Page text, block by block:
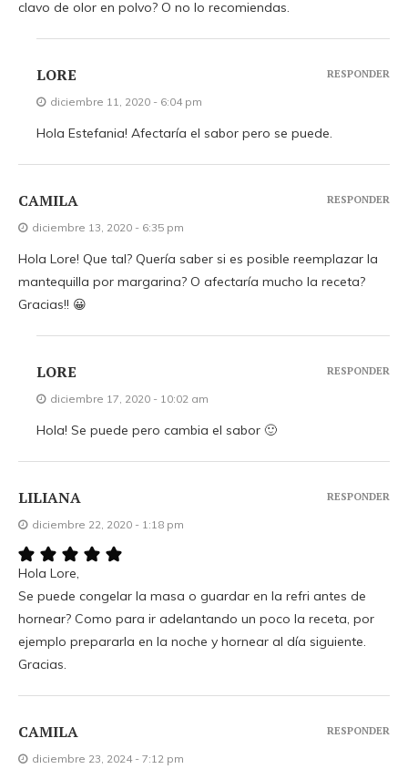
clavo de olor en polvo? O no lo recomiendas.
LORE
diciembre 11, 2020 - 6:04 pm
Hola Estefania! Afectaría el sabor pero se puede.
RESPONDER
CAMILA
diciembre 13, 2020 - 6:35 pm
Hola Lore! Que tal? Quería saber si es posible reemplazar la
mantequilla por margarina? O afectaría mucho la receta?
Gracias!! 😀
RESPONDER
LORE
diciembre 17, 2020 - 10:02 am
Hola! Se puede pero cambia el sabor 🙂
RESPONDER
LILIANA
diciembre 22, 2020 - 1:18 pm
Hola Lore,
Se puede congelar la masa o guardar en la refri antes de
hornear? Como para ir adelantando un poco la receta, por
ejemplo prepararla en la noche y hornear al día siguiente.
Gracias.
RESPONDER
CAMILA
diciembre 23, 2024 - 7:12 pm
RESPONDER